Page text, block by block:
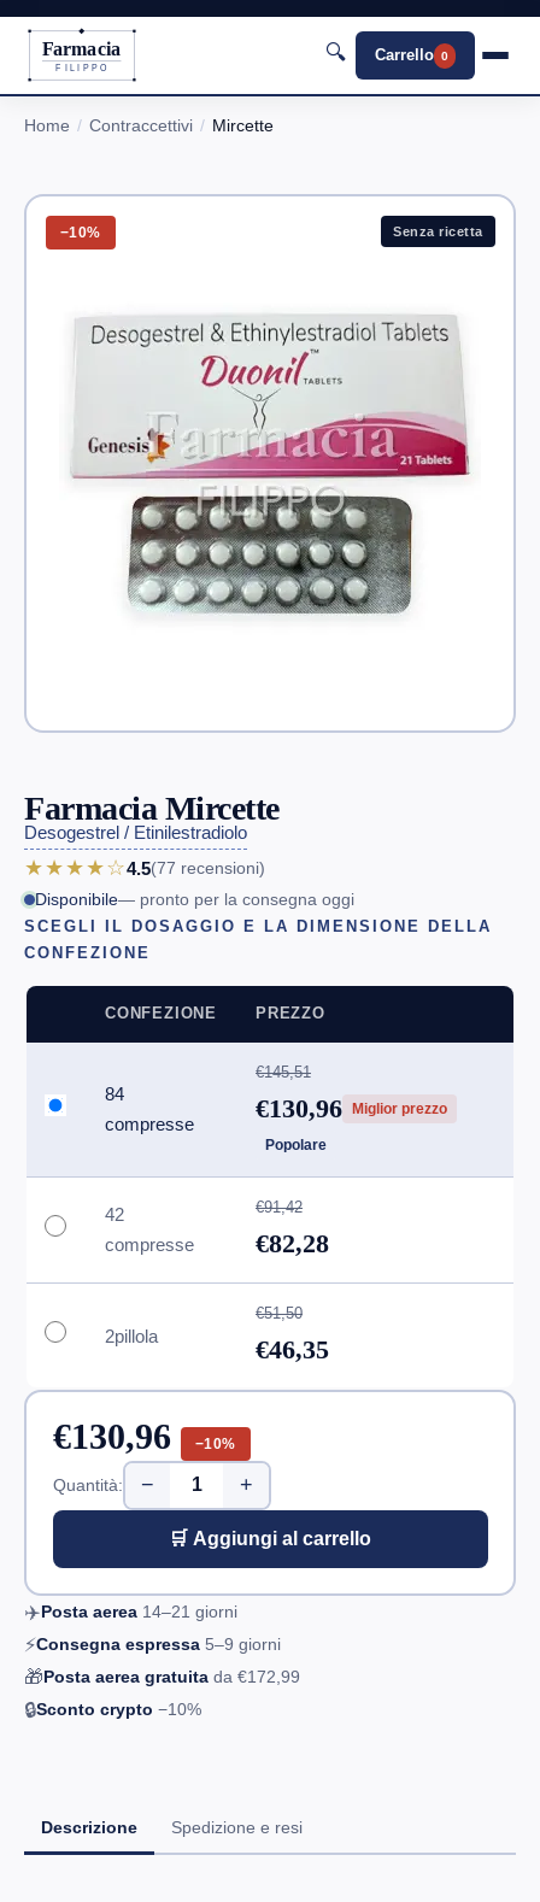
Farmacia
FILIPPO
🔍 Carrello 0
Home Contraccettivi Mircette
−10% Senza ricetta
Farmacia Mircette
Desogestrel / Etinilestradiolo
★★★★☆4.5(77 recensioni)
Disponibile— pronto per la consegna oggi
SCEGLI IL DOSAGGIO E LA DIMENSIONE DELLA
CONFEZIONE
CONFEZIONE PREZZO
84
compresse
€145,51
€130,96 Miglior prezzo
Popolare
42
compresse
€91,42
€82,28
2pillola
€51,50
€46,35
€130,96 −10%
Quantità: − +
🛒 Aggiungi al carrello
✈️Posta aerea 14–21 giorni
⚡Consegna espressa 5–9 giorni
🎁Posta aerea gratuita da €172,99
🔒Sconto crypto −10%
Descrizione Spedizione e resi